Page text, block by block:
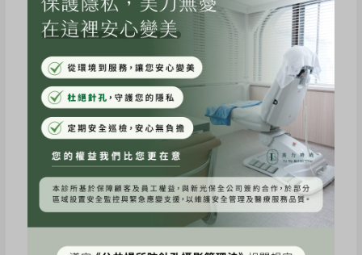
文章來源：Instagram.com/hsuantzu_1997
療程介紹
點我立即預約